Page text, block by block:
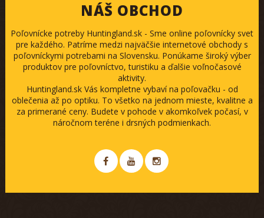
NÁŠ OBCHOD
Poľovnícke potreby Huntingland.sk - Sme online poľovnícky svet
pre každého. Patríme medzi najväčšie internetové obchody s
poľovníckymi potrebami na Slovensku. Ponúkame široký výber
produktov pre poľovníctvo, turistiku a ďalšie voľnočasové
aktivity.
Huntingland.sk Vás kompletne vybaví na poľovačku - od
oblečenia až po optiku. To všetko na jednom mieste, kvalitne a
za primerané ceny. Budete v pohode v akomkoľvek počasí, v
náročnom teréne i drsných podmienkach.